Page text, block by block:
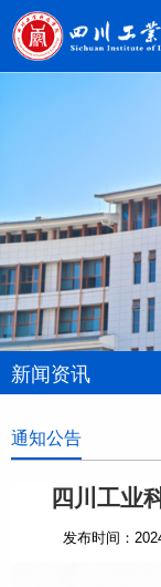
新闻资讯
通知公告
四川工业
发布时间：